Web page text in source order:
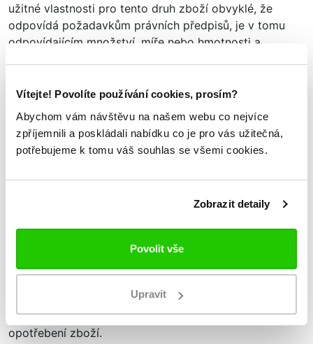
Vítejte! Povolíte používání cookies, prosím?
Abychom vám návštěvu na našem webu co nejvíce
zpříjemnili a poskládali nabídku co je pro vás užitečná,
potřebujeme k tomu váš souhlas se všemi cookies.
Zobrazit detaily
Povolit vše
Upravit
užitné vlastnosti pro tento druh zboží obvyklé, že
odpovídá požadavkům právních předpisů, je v tomu
odpovídajícím množství, míře nebo hmotnosti a
Kupující je povinen si zboží při převzetí řádně a
důkladně zkontrolovat a prohlédnout. V případě, že
shledá na zboží vadu, je povinen ji bez zbytečného
odkladu oznámit prodávajícímu.
Rozpor s kupní smlouvou, který se projeví během šesti
měsíců ode dne převzetí zboží, se považuje za rozpor
povaze zboží nebo pokud se neprokáže opak. To
neplatí, pokud kupující před převzetím zboží o rozporu
s kupní smlouvou věděl nebo rozpor s kupní smlouvou
zboží, se jedná zejména u změny vlastností zboží v
důsledku přirozené změny materiálu či v důsledku
opotřebení zboží.